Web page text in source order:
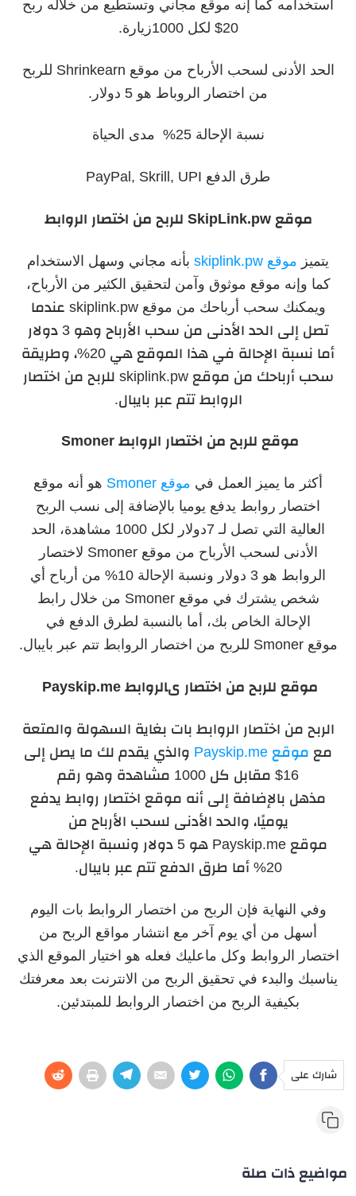
استخدامه كما إنه موقع مجاني وتستطيع من خلاله ربح
20$ لكل 1000زيارة.
الحد الأدنى لسحب الأرباح من موقع Shrinkearn للربح
من اختصار الروباط هو 5 دولار.
نسبة الإحالة 25% مدى الحياة
طرق الدفع PayPal, Skrill, UPI
موقع SkipLink.pw للربح من اختصار الروابط
يتميز موقع skiplink.pw
بأنه مجاني وسهل الاستخدام
كما وإنه موقع موثوق وآمن لتحقيق الكثير من الأرباح،
ويمكنك سحب أرباحك من موقع
skiplink.pw عندما
تصل إلى الحد الأدنى من سحب الأرباح وهو 3 دولار
أما نسبة الإحالة في هذا الموقع هي 20%، وطريقة
سحب أرباحك من موقع
skiplink.pw للربح من اختصار
الروابط تتم عبر بايبال.
موقع للربح من اختصار الروابط Smoner
أكثر ما يميز العمل في موقع Smoner
هو أنه موقع
اختصار روابط يدفع يوميا بالإضافة إلى نسب الربح
العالية التي تصل لـ 7دولار لكل 1000 مشاهدة، الحد
الأدنى لسحب الأرباح من موقع Smoner لاختصار
الروابط هو 3 دولار ونسبة الإحالة 10% من أرباح أي
شخص يشترك في موقع Smoner من خلال رابط
الإحالة الخاص بك، أما بالنسبة لطرق الدفع في
موقع Smoner للربح من اختصار الروابط تتم عبر بايبال.
موقع للربح من اختصار ىالروابط Payskip.me
الربح من اختصار الروابط بات بغاية السهولة والمتعة
مع موقع Payskip.me
والذي يقدم لك ما يصل إلى
16$ مقابل كل 1000 مشاهدة وهو رقم
مذهل بالإضافة إلى أنه موقع اختصار روابط يدفع
يوميًا، والحد الأدنى لسحب الأرباح من
موقع
Payskip.me هو 5 دولار ونسبة الإحالة هي
20% أما طرق الدفع تتم عبر بايبال.
وفي النهاية فإن الربح من اختصار الروابط بات اليوم
أسهل من أي يوم آخر مع انتشار مواقع الربح من
اختصار الروابط وكل ماعليك فعله هو اختيار الموقع الذي
يناسبك والبدء في تحقيق الربح من الانترنت بعد معرفتك
بكيفية الربح من اختصار الروابط للمبتدئين.
شارك على
مواضيع ذات صلة